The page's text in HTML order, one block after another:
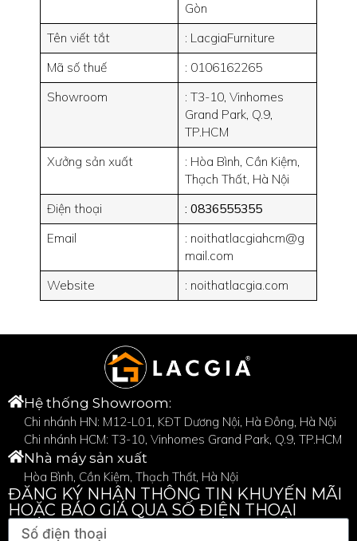
Gòn
Tên viết tắt
: LacgiaFurniture
Mã số thuế
: 0106162265
Showroom
: T3-10, Vinhomes
Grand Park, Q.9,
TP.HCM
Xưởng sản xuất
: Hòa Bình, Cần Kiệm,
Thạch Thất, Hà Nội
Điện thoại
: 0836555355
Email
: noithatlacgiahcm@g
mail.com
Website
: noithatlacgia.com
Hệ thống Showroom:
Chi nhánh HN: M12-L01, KĐT Dương Nội, Hà Đông, Hà Nội
Chi nhánh HCM: T3-10, Vinhomes Grand Park, Q.9, TP.HCM
Nhà máy sản xuất
Hòa Bình, Cần Kiệm, Thạch Thất, Hà Nội
ĐĂNG KÝ NHẬN THÔNG TIN KHUYẾN MÃI
HOẶC BÁO GIÁ QUA SỐ ĐIỆN THOẠI